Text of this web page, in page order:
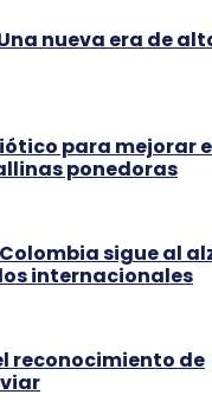
nueva era de
para mejorar
ponedoras
sigue al
internacionales
reconocimiento de